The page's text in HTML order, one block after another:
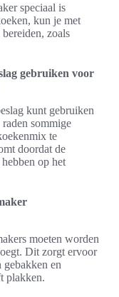
speciaal is
kun je met
zoals
gebruiken voor
kunt gebruiken
sommige
te
doordat de
op het
moeten worden
Dit zorgt ervoor
en
plakken.